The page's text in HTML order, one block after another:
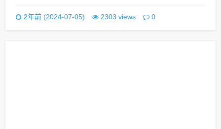
2年前 (2024-07-05) 2303 views 0